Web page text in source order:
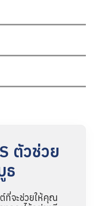
ตัวช่วย
ธ
ที่จะช่วยให้คุณ